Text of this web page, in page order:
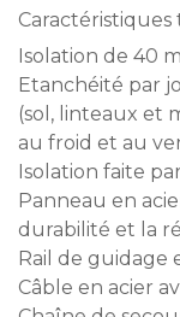
Isolation de 40
Etanchéité par
(sol, linteaux et
au froid et au
Isolation faite
Panneau en
durabilité et la
Rail de guidage
Câble en acier